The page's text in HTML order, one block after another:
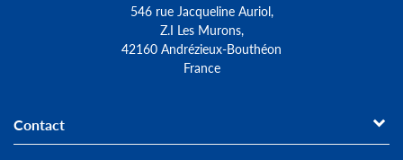
546 rue Jacqueline Auriol,
Z.I Les Murons,
42160 Andrézieux-Bouthéon
France
Contact